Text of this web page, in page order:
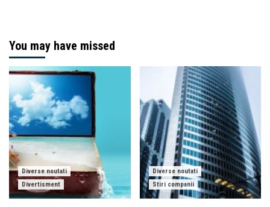
You may have missed
Diverse noutati
Divertisment
Diverse noutati
Stiri companii